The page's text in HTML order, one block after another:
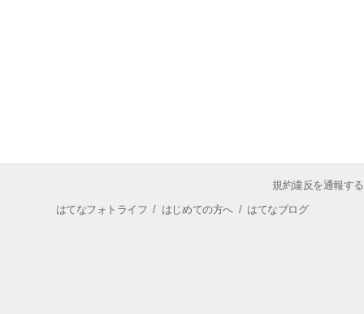
規約違反を通報する
はてなフォトライフ / はじめての方へ/ はてなブログ